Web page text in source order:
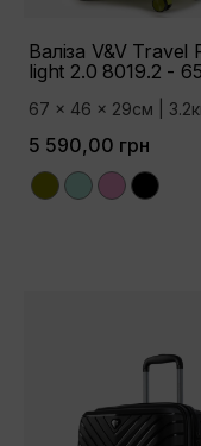
Валіза V&V Travel
light 2.0 8019.2 -
67 x 46 x 29см |
5 590,00 грн
OliveTiffanyPinkBlack